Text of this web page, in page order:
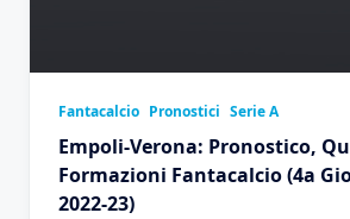
Fantacalcio Pronostici Serie A
Empoli-Verona: Pronostico,
Formazioni Fantacalcio (4a
2022-23)